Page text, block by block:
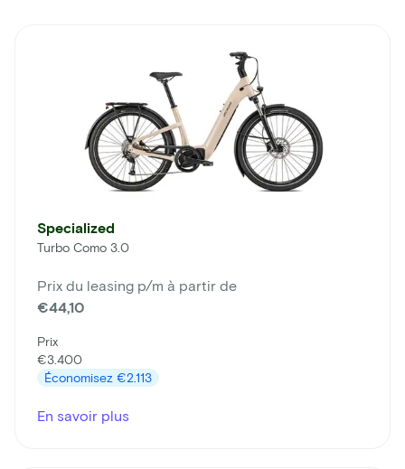
Specialized
Turbo Como 3.0
Prix du leasing p/m à partir de
€44,10
Prix
€3.400
Économisez €2.113
En savoir plus